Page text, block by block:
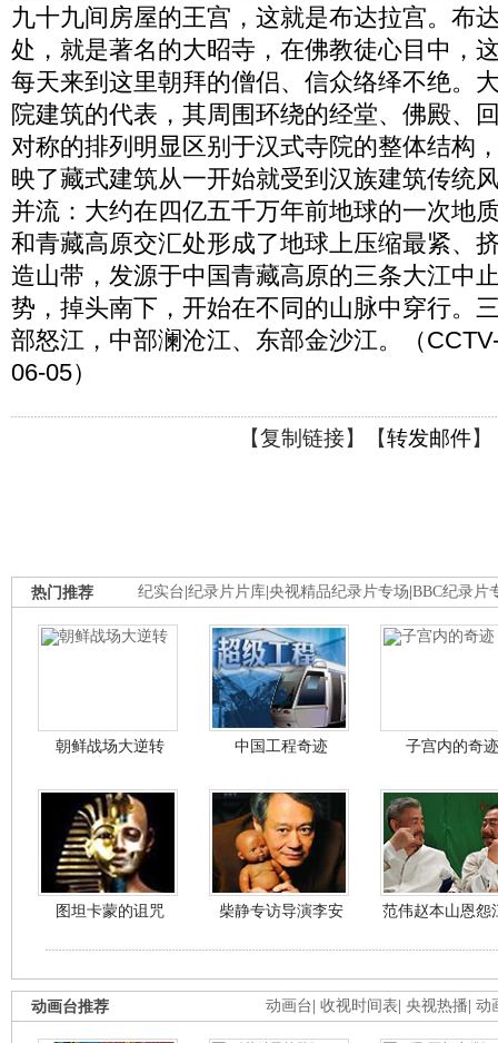
九十九间房屋的王宫，这就是布达拉宫。布
处，就是著名的大昭寺，在佛教徒心目中，
每天来到这里朝拜的僧侣、信众络绎不绝。
院建筑的代表，其周围环绕的经堂、佛殿、
对称的排列明显区别于汉式寺院的整体结构
映了藏式建筑从一开始就受到汉族建筑传统
并流：大约在四亿五千万年前地球的一次地
和青藏高原交汇处形成了地球上压缩最紧、
造山带，发源于中国青藏高原的三条大江中
势，掉头南下，开始在不同的山脉中穿行。
部怒江，中部澜沧江、东部金沙江。（
06-05）
【复制链接】【转发邮件】
纪实台 纪录片片库 央视精品纪录片专场 BBC纪录片
热门推荐
朝鲜战场大逆转 中国工程奇迹 子宫内的奇迹
图坦卡蒙的诅咒 柴静专访导演李安 范伟赵本山恩怨
动画台 收视时间表 央视热播 动
动画台推荐